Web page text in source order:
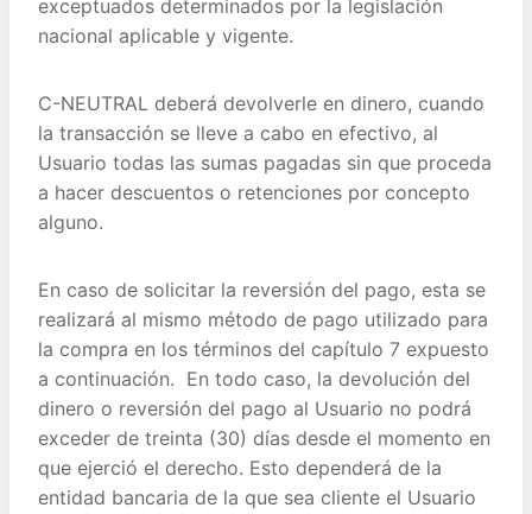
exceptuados determinados por la legislación
nacional aplicable y vigente.
C-NEUTRAL deberá devolverle en dinero, cuando
la transacción se lleve a cabo en efectivo, al
Usuario todas las sumas pagadas sin que proceda
a hacer descuentos o retenciones por concepto
alguno.
En caso de solicitar la reversión del pago, esta se
realizará al mismo método de pago utilizado para
la compra en los términos del capítulo 7 expuesto
a continuación. En todo caso, la devolución del
dinero o reversión del pago al Usuario no podrá
exceder de treinta (30) días desde el momento en
que ejerció el derecho. Esto dependerá de la
entidad bancaria de la que sea cliente el Usuario